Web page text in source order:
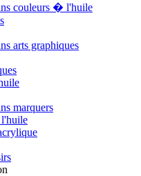
couleurs � l'huile
arts graphiques
marquers
l'huile